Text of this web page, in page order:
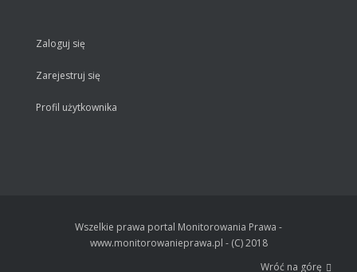
Zaloguj się
Zarejestruj się
Profil użytkownika
Wszelkie prawa portal Monitorowania Prawa -
www.monitorowanieprawa.pl - (C) 2018
Wróć na górę